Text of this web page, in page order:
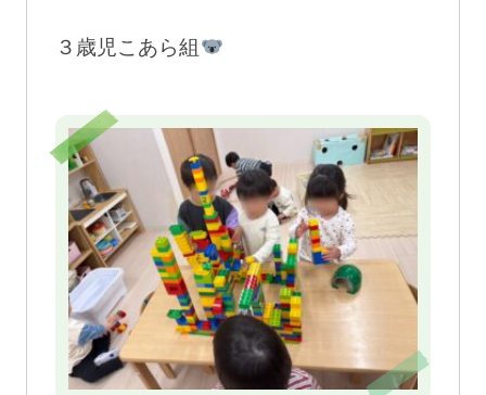
３歳児こあら組